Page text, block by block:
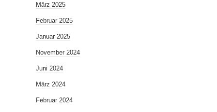
März 2025
Februar 2025
Januar 2025
November 2024
Juni 2024
März 2024
Februar 2024